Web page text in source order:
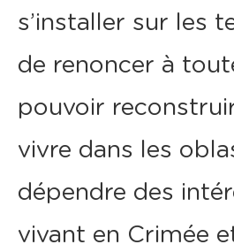
s’installer sur les
de renoncer à
pouvoir
vivre dans les
dépendre des
vivant en Crimée